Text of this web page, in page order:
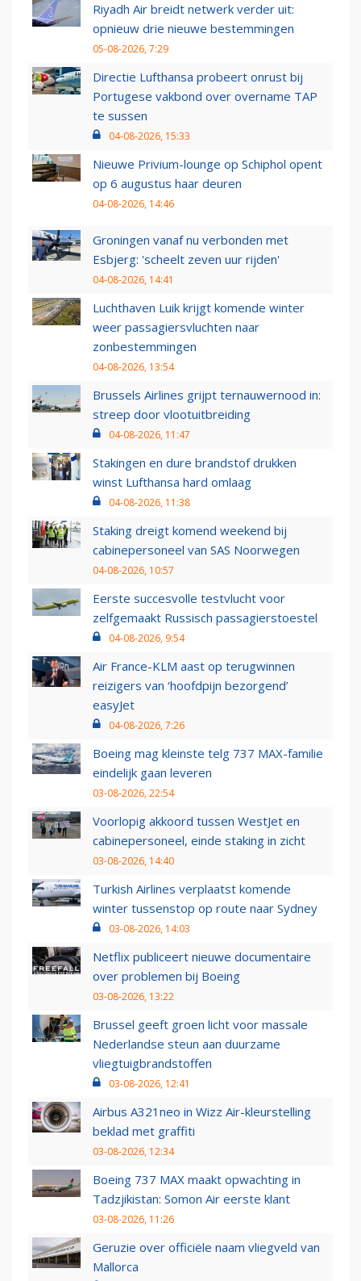
Riyadh Air breidt netwerk verder uit:
opnieuw drie nieuwe bestemmingen
05-08-2026, 7:29
Directie Lufthansa probeert onrust bij
Portugese vakbond over overname TAP
te sussen
04-08-2026, 15:33
Nieuwe Privium-lounge op Schiphol opent
op 6 augustus haar deuren
04-08-2026, 14:46
Groningen vanaf nu verbonden met
Esbjerg: 'scheelt zeven uur rijden'
04-08-2026, 14:41
Luchthaven Luik krijgt komende winter
weer passagiersvluchten naar
zonbestemmingen
04-08-2026, 13:54
Brussels Airlines grijpt ternauwernood in:
streep door vlootuitbreiding
04-08-2026, 11:47
Stakingen en dure brandstof drukken
winst Lufthansa hard omlaag
04-08-2026, 11:38
Staking dreigt komend weekend bij
cabinepersoneel van SAS Noorwegen
04-08-2026, 10:57
Eerste succesvolle testvlucht voor
zelfgemaakt Russisch passagierstoestel
04-08-2026, 9:54
Air France-KLM aast op terugwinnen
reizigers van ‘hoofdpijn bezorgend’
easyJet
04-08-2026, 7:26
Boeing mag kleinste telg 737 MAX-familie
eindelijk gaan leveren
03-08-2026, 22:54
Voorlopig akkoord tussen WestJet en
cabinepersoneel, einde staking in zicht
03-08-2026, 14:40
Turkish Airlines verplaatst komende
winter tussenstop op route naar Sydney
03-08-2026, 14:03
Netflix publiceert nieuwe documentaire
over problemen bij Boeing
03-08-2026, 13:22
Brussel geeft groen licht voor massale
Nederlandse steun aan duurzame
vliegtuigbrandstoffen
03-08-2026, 12:41
Airbus A321neo in Wizz Air-kleurstelling
beklad met graffiti
03-08-2026, 12:34
Boeing 737 MAX maakt opwachting in
Tadzjikistan: Somon Air eerste klant
03-08-2026, 11:26
Geruzie over officiële naam vliegveld van
Mallorca